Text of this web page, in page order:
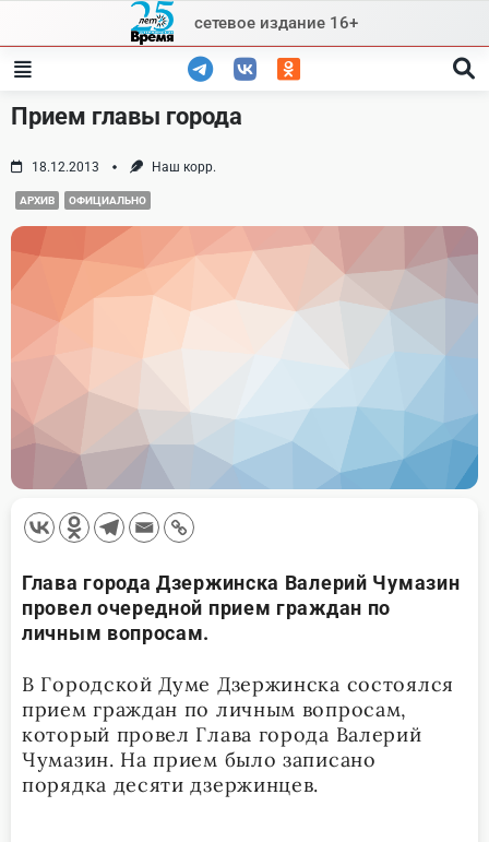
content
сетевое издание 16+
Прием главы города
18.12.2013 Наш корр.
АРХИВ ОФИЦИАЛЬНО
Глава города Дзержинска Валерий Чумазин
провел очередной прием граждан по
личным вопросам.
В Городской Думе Дзержинска состоялся
прием граждан по личным вопросам,
который провел Глава города Валерий
Чумазин. На прием было записано
порядка десяти дзержинцев.